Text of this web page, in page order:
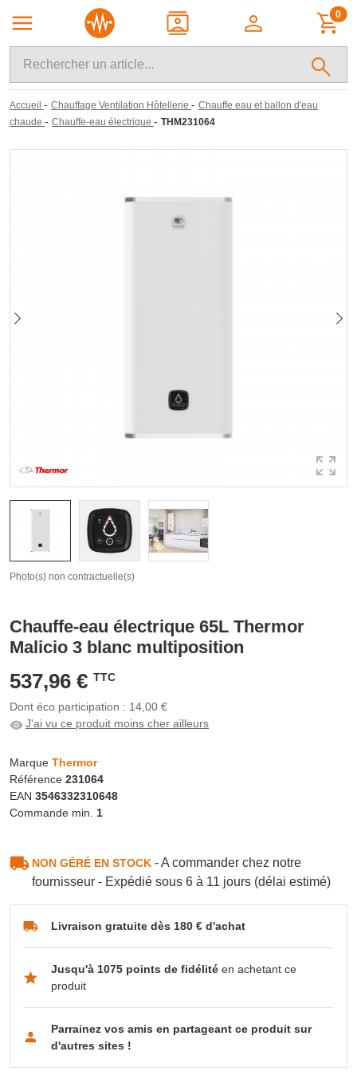
0
Accueil - Chauffage Ventilation Hôtellerie - Chauffe eau et ballon d'eau
chaude - Chauffe-eau électrique - THM231064
Photo(s) non contractuelle(s)
Chauffe-eau électrique 65L Thermor
Malicio 3 blanc multiposition
537,96 € TTC
Dont éco participation : 14,00 €
J'ai vu ce produit moins cher ailleurs
Marque Thermor
Référence 231064
EAN 3546332310648
Commande min. 1
NON GÉRÉ EN STOCK- A commander chez notre
fournisseur - Expédié sous 6 à 11 jours (délai estimé)
Livraison gratuite dès 180 € d'achat
Jusqu'à 1075 points de fidélitéen achetant ce
produit
Parrainez vos amis en partageant ce produit sur
d'autres sites !